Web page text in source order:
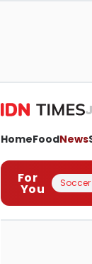
HomeFoodNews
For
You